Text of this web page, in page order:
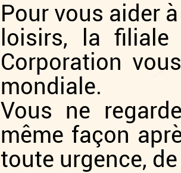
Pour vous aider
loisirs, la
Corporation
mondiale.
Vous ne
même façon
toute urgence,